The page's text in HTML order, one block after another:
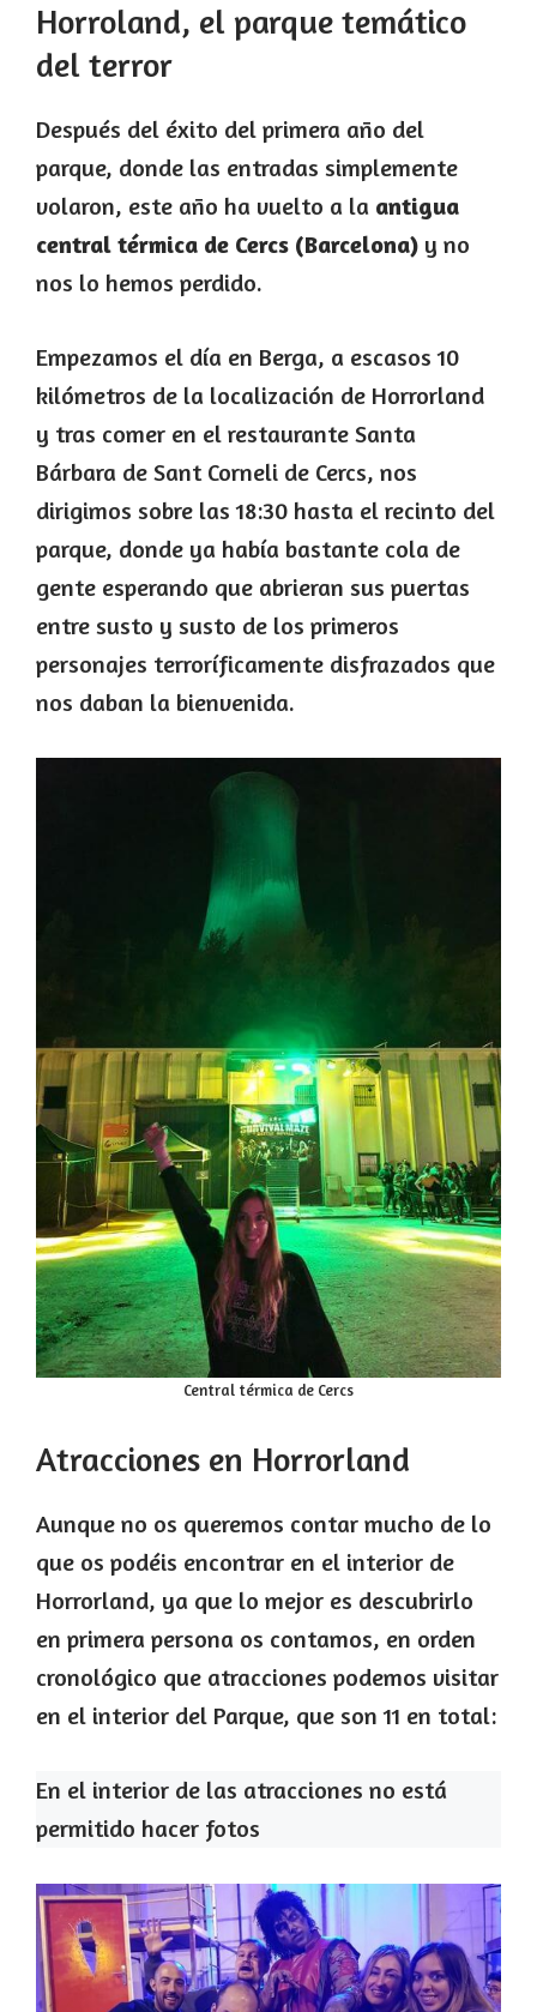
Horroland, el parque temático
del terror
Después del éxito del primera año del
parque, donde las entradas simplemente
volaron, este año ha vuelto a la antigua
central térmica de Cercs (Barcelona) y no
nos lo hemos perdido.
Empezamos el día en Berga, a escasos 10
kilómetros de la localización de Horrorland
y tras comer en el restaurante Santa
Bárbara de Sant Corneli de Cercs, nos
dirigimos sobre las 18:30 hasta el recinto del
parque, donde ya había bastante cola de
gente esperando que abrieran sus puertas
entre susto y susto de los primeros
personajes terroríficamente disfrazados que
nos daban la bienvenida.
Central térmica de Cercs
Atracciones en Horrorland
Aunque no os queremos contar mucho de lo
que os podéis encontrar en el interior de
Horrorland, ya que lo mejor es descubrirlo
en primera persona os contamos, en orden
cronológico que atracciones podemos visitar
en el interior del Parque, que son 11 en total:
En el interior de las atracciones no está
permitido hacer fotos